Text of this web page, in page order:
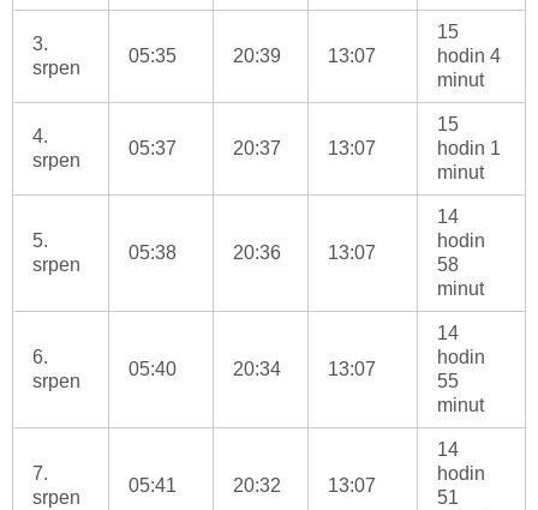
3.
srpen
05:35 20:39 13:07
15
hodin 4
minut
4.
srpen
05:37 20:37 13:07
15
hodin 1
minut
5.
srpen
05:38 20:36 13:07
14
hodin
58
minut
6.
srpen
05:40 20:34 13:07
14
hodin
55
minut
7.
srpen
05:41 20:32 13:07
14
hodin
51